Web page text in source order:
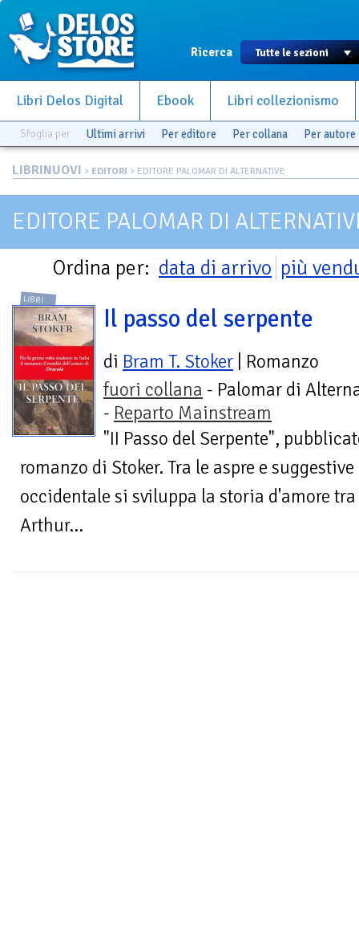
Ricerca
Libri Delos Digital Ebook Libri collezionismo
Sfoglia per Ultimi arrivi Per editore Per collana Per autore
LIBRINUOVI > EDITORI > EDITORE PALOMAR DI ALTERNATIVE
EDITORE PALOMAR DI
Ordina per: data di arrivo più
LIBRI
Il passo del serpente
di Bram T. Stoker | Romanzo
fuori collana - Palomar di
- Reparto Mainstream
"II Passo del Serpente",
romanzo di Stoker. Tra le aspre e
occidentale si sviluppa la storia d'amore
Arthur...